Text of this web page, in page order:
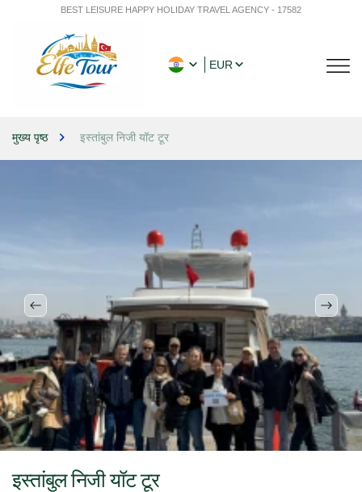
BEST LEISURE HAPPY HOLIDAY TRAVEL AGENCY - 17582
EUR
मुख्य पृष्ठ इस्तांबुल निजी यॉट टूर
इस्तांबुल निजी यॉट टूर